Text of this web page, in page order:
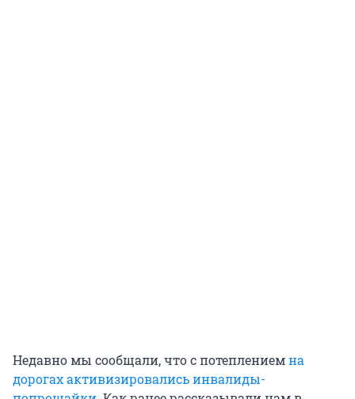
Недавно мы сообщали, что с потеплениемна
дорогах активизировались инвалиды-